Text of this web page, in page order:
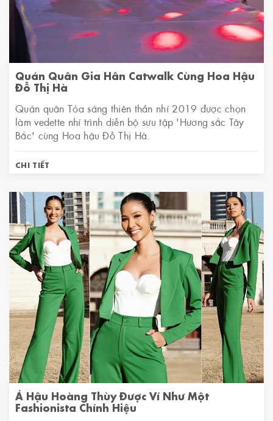
Quán Quân Gia Hân Catwalk Cùng Hoa Hậu
Đỗ Thị Hà
Quán quân Tỏa sáng thiên thần nhí 2019 được chọn
làm vedette nhí trình diễn bộ sưu tập 'Hương sắc Tây
Bắc' cùng Hoa hậu Đỗ Thị Hà.
CHI TIẾT
Á Hậu Hoàng Thùy Được Ví Như Một
Fashionista Chính Hiệu